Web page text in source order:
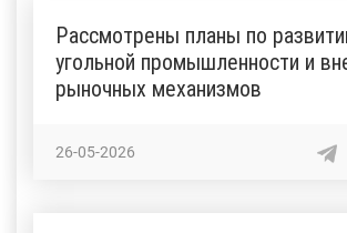
Рассмотрены планы по
угольной промышленности и
рыночных механизмов
26-05-2026